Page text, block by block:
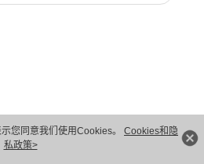
您同意我们使用Cookies。 Cookies和隐
私政策>
2026。 保留一切权利。粤A2-20044005号
隐私保护
法律声明